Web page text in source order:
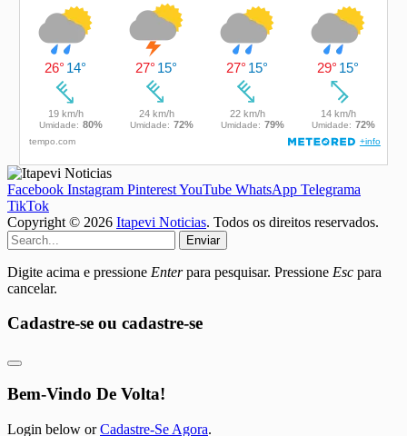
Facebook Instagram PinterestYouTube WhatsApp Telegrama
TikTok
Copyright © 2026 Itapevi Noticias. Todos os direitos reservados.
Enviar
Digite acima e pressione Enterpara pesquisar. Pressione Esc para
cancelar.
Cadastre-se ou cadastre-se
Bem-Vindo De Volta!
Login below orCadastre-Se Agora.